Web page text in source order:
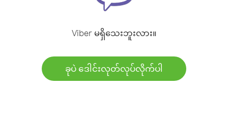
Viber မရှိသေးဘူးလား။
ခုပဲ ဒေါင်းလုတ်လုပ်လိုက်ပါ